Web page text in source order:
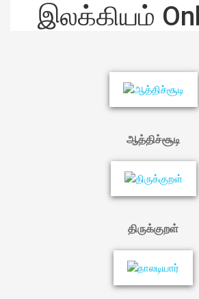
இலக்கியம்
ஆத்திச்சூடி
திருக்குறள்